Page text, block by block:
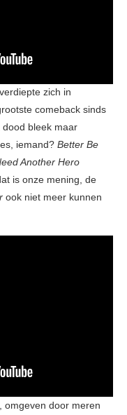
zich in
comeback sinds
bleek maar
iemand? Better Be
Another Hero
is onze mening, de
ook niet meer kunnen
omgeven door meren